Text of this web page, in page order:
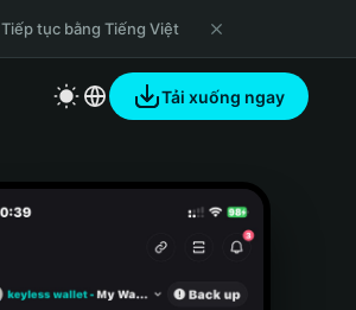
Tiếp tục bằng Tiếng Việt
Tải xuống ngay